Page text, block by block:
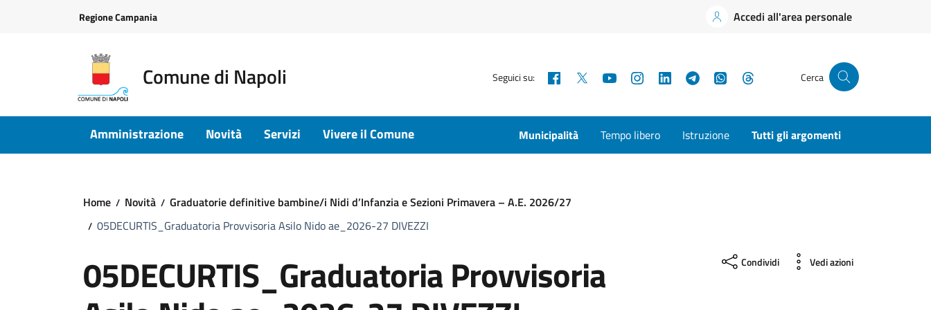
Regione Campania Accedi all'area personale
Comune di Napoli Seguici su: Facebook YouTubeInstagramLinkedInTelegramWhatsApp Cerca
Amministrazione Novità Servizi Vivere il Comune Municipalità Tempo libero Istruzione Tutti gli argomenti
Home Novità
Graduatorie definitive bambine/i Nidi d’Infanzia e Sezioni Primavera – A.E. 2026/27
05DECURTIS_Graduatoria Provvisoria Asilo Nido ae_2026-27 DIVEZZI
05DECURTIS_Graduatoria Provvisoria Condividi Vedi azioni